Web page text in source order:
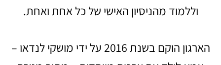
וללמוד מהניסיון האישי של כל אחת ואחת.
הארגון הוקם בשנת 2016 על ידי מושקי לנדאו –